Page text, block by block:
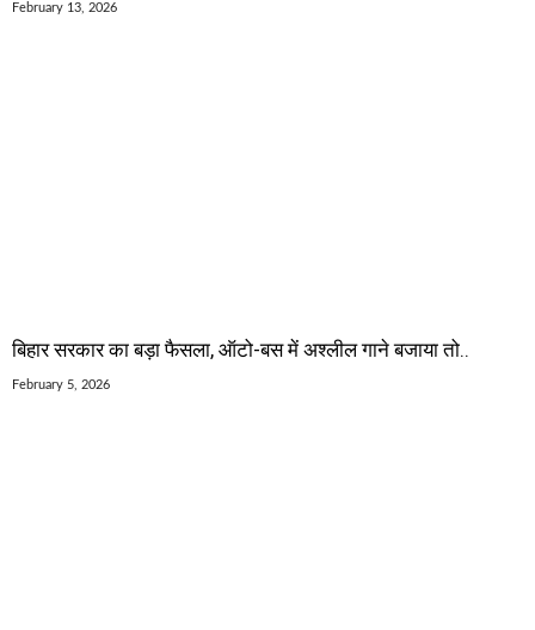
February 13, 2026
बिहार सरकार का बड़ा फैसला, ऑटो-बस में अश्लील गाने बजाया तो..
February 5, 2026